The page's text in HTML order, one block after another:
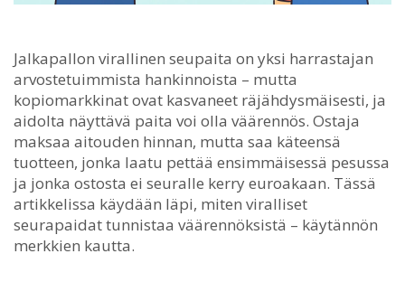
Jalkapallon virallinen seupaita on yksi harrastajan
arvostetuimmista hankinnoista – mutta
kopiomarkkinat ovat kasvaneet räjähdysmäisesti, ja
aidolta näyttävä paita voi olla väärennös. Ostaja
maksaa aitouden hinnan, mutta saa käteensä
tuotteen, jonka laatu pettää ensimmäisessä pesussa
ja jonka ostosta ei seuralle kerry euroakaan. Tässä
artikkelissa käydään läpi, miten viralliset
seurapaidat tunnistaa väärennöksistä – käytännön
merkkien kautta.